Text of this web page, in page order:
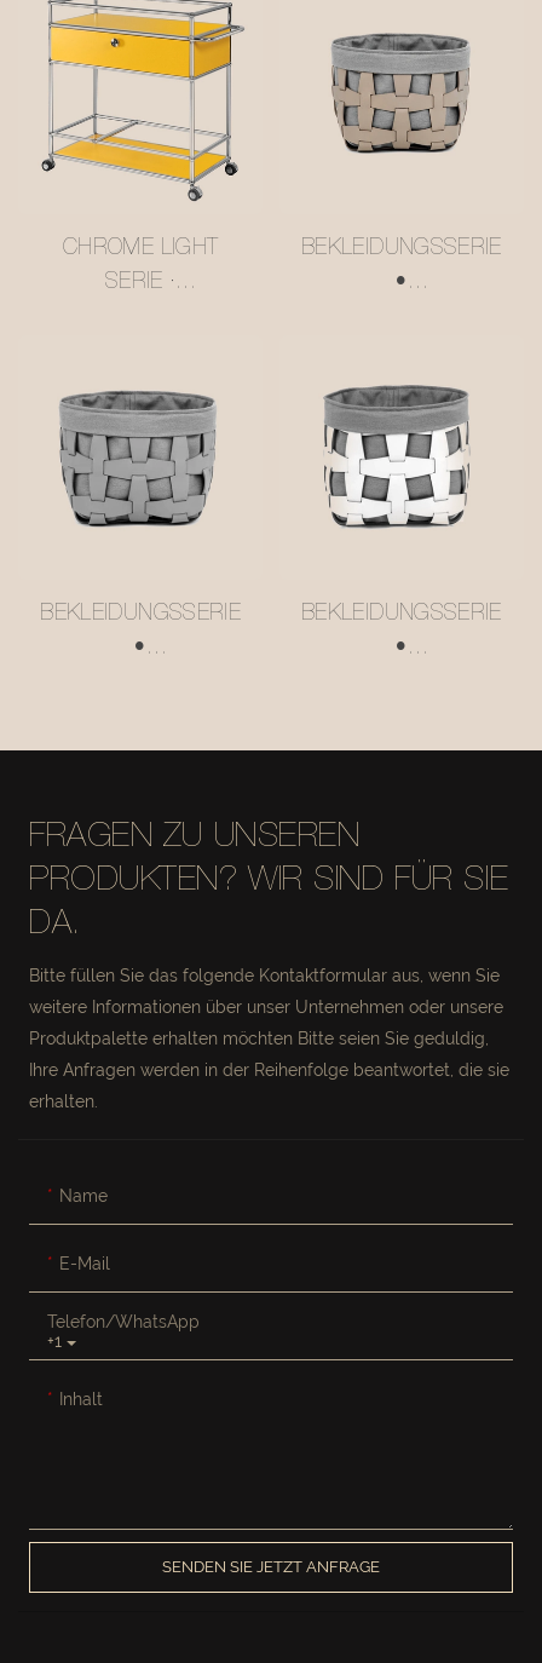
CHROME LIGHT
SERIE ·
USM-
SERVIERWAGEN
#MSR2408016
BEKLEIDUNGSSERIE
•
NETZLEDER
#MSR027-3
BEKLEIDUNGSSERIE
•
NETZLEDER
BEKLEIDUNGSSERIE
•
NETZLEDER
FRAGEN ZU UNSEREN
PRODUKTEN? WIR SIND FÜR SIE
DA.
Bitte füllen Sie das folgende Kontaktformular aus, wenn Sie
weitere Informationen über unser Unternehmen oder unsere
Produktpalette erhalten möchten Bitte seien Sie geduldig,
Ihre Anfragen werden in der Reihenfolge beantwortet, die sie
erhalten.
Name
E-Mail
+1
Telefon/WhatsApp
Inhalt
SENDEN SIE JETZT ANFRAGE